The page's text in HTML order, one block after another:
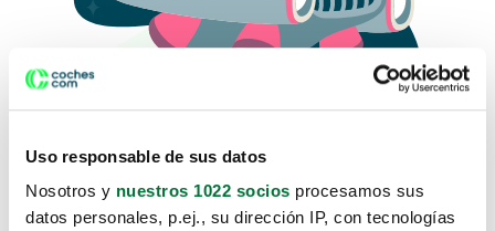
Uso responsable de sus datos
Nosotros y nuestros 1022 socios procesamos sus
datos personales, p.ej., su dirección IP, con tecnologías